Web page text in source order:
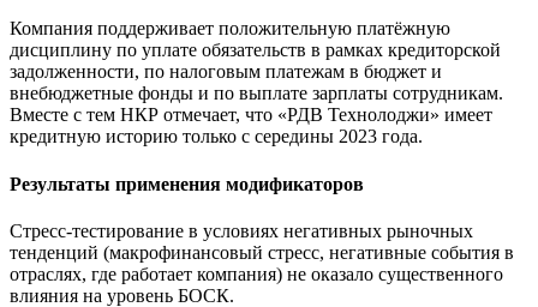
Компания поддерживает положительную платёжную
дисциплину по уплате обязательств в рамках кредиторской
задолженности, по налоговым платежам в бюджет и
внебюджетные фонды и по выплате зарплаты сотрудникам.
Вместе с тем НКР отмечает, что «РДВ Технолоджи» имеет
кредитную историю только с середины 2023 года.
Результаты применения модификаторов
Стресс-тестирование в условиях негативных рыночных
тенденций (макрофинансовый стресс, негативные события в
отраслях, где работает компания) не оказало существенного
влияния на уровень БОСК.